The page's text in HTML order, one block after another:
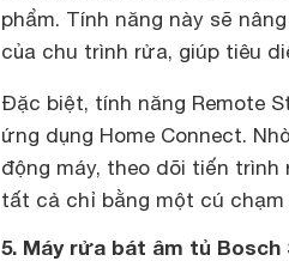
phẩm. Tính năng này sẽ
của chu trình rửa, giúp tiêu
Đặc biệt, tính năng Remote
ứng dụng Home Connect.
động máy, theo dõi tiến
tất cả chỉ bằng một cú
5. Máy rửa bát âm tủ Bosch